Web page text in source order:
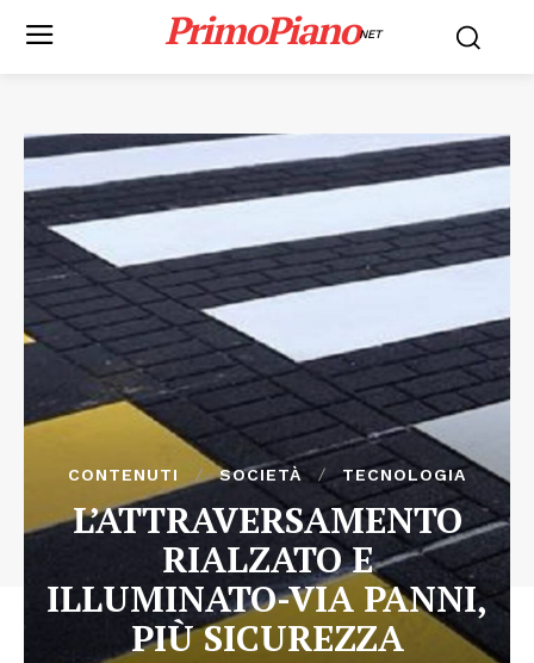
PrimoPianoNET
CONTENUTI SOCIETÀ TECNOLOGIA
L’ATTRAVERSAMENTO
RIALZATO E
ILLUMINATO-VIA PANNI,
PIÙ SICUREZZA